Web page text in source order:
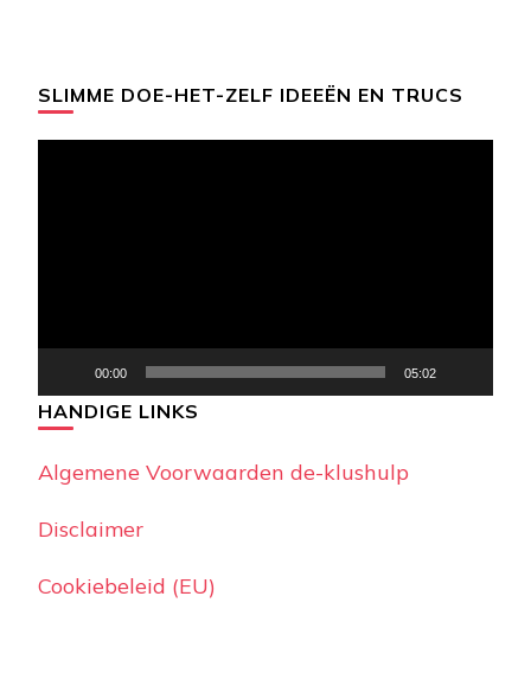
SLIMME DOE-HET-ZELF IDEEËN EN TRUCS
00:00 05:02
HANDIGE LINKS
Algemene Voorwaarden de-klushulp
Disclaimer
Cookiebeleid (EU)